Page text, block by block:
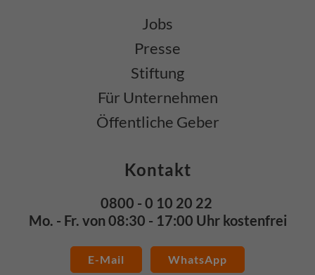
Jobs
Presse
Stiftung
Für Unternehmen
Öffentliche Geber
Kontakt
0800 - 0 10 20 22
Mo. - Fr. von 08:30 - 17:00 Uhr kostenfrei
E-Mail WhatsApp